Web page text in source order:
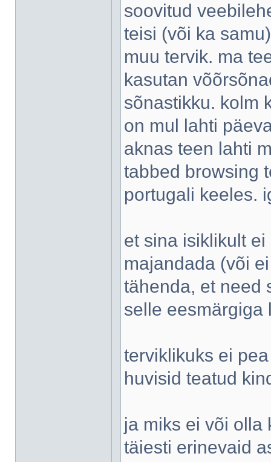
soovitud
teisi (või ka
muu tervik. ma
kasutan
sõnastikku. kolm
on mul lahti
aknas teen lahti
tabbed browsing
portugali keeles.
et sina isiklikult
majandada (või
tähenda, et need
selle eesmärgiga
terviklikuks ei
huvisid teatud
ja miks ei või olla
täiesti erinevaid